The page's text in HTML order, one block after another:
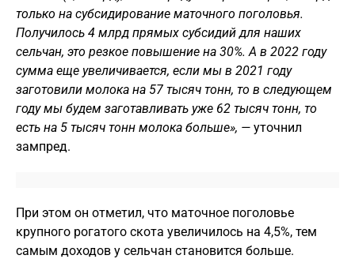
только на субсидирование маточного поголовья.
Получилось 4 млрд прямых субсидий для наших
сельчан, это резкое повышение на 30%. А в 2022 году
сумма еще увеличивается, если мы в 2021 году
заготовили молока на 57 тысяч тонн, то в следующем
году мы будем заготавливать уже 62 тысяч тонн, то
есть на 5 тысяч тонн молока больше», — уточнил
зампред.
При этом он отметил, что маточное поголовье
крупного рогатого скота увеличилось на 4,5%, тем
самым доходов у сельчан становится больше.